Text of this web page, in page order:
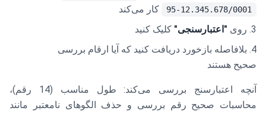
12.345.678/0001-95
کار می‌کند
روی "اعتبارسنجی" کلیک کنید
بلافاصله بازخورد دریافت کنید که آیا ارقام بررسی
صحیح هستند
آنچه اعتبارسنج بررسی می‌کند: طول مناسب (14 رقم)،
محاسبات صحیح رقم بررسی و حذف الگوهای نامعتبر مانند